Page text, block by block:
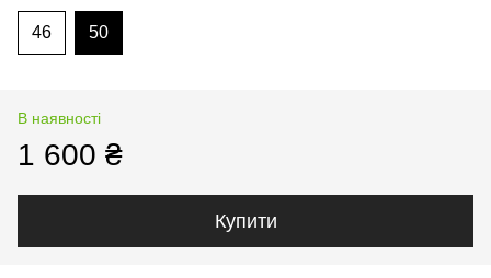
46 50
В наявності
1 600 ₴
Купити